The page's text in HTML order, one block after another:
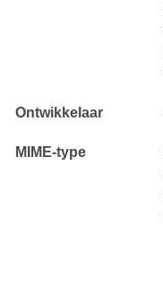
Ontwikkelaar
MIME-type